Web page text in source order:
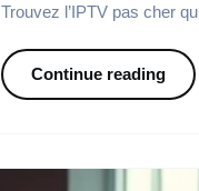
Trouvez l’IPTV pas cher
Continue reading